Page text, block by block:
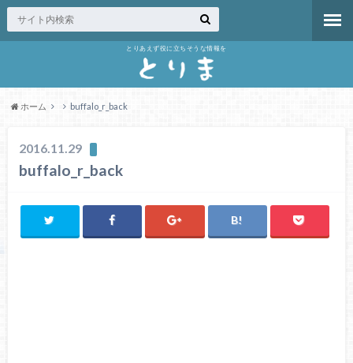
とりあえず役に立ちそうな情報を
ホーム buffalo_r_back
2016.11.29
buffalo_r_back